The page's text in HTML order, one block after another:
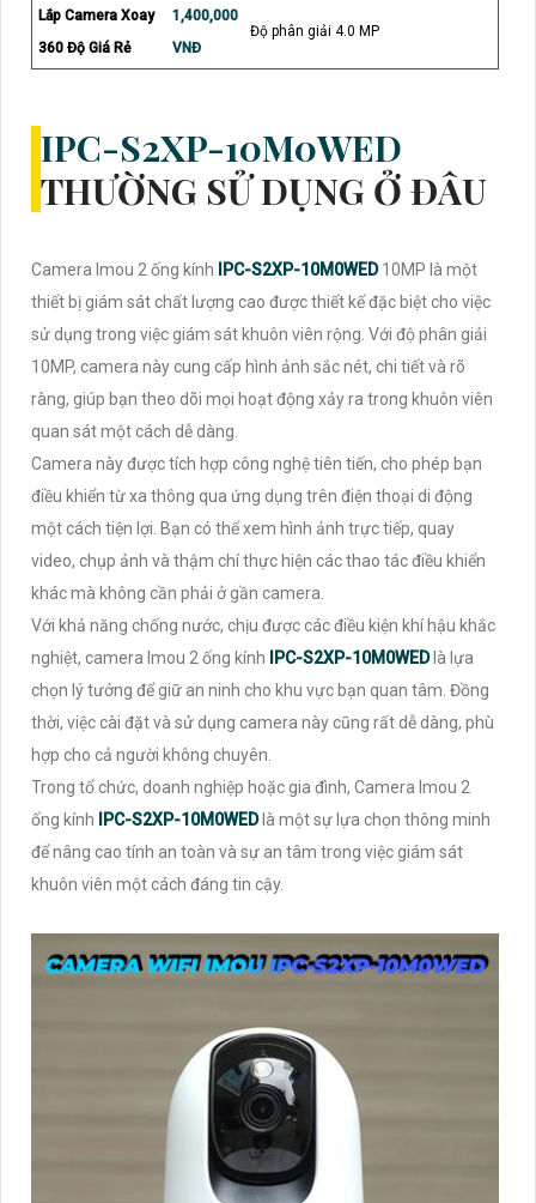
Lắp Camera Xoay
360 Độ Giá Rẻ
1,400,000
VNĐ
Độ phân giải 4.0 MP
IPC-S2XP-10M0WED
THƯỜNG SỬ DỤNG Ở ĐÂU
Camera Imou 2 ống kính IPC-S2XP-10M0WED10MP là một
thiết bị giám sát chất lượng cao được thiết kế đặc biệt cho việc
sử dụng trong việc giám sát khuôn viên rộng. Với độ phân giải
10MP, camera này cung cấp hình ảnh sắc nét, chi tiết và rõ
ràng, giúp bạn theo dõi mọi hoạt động xảy ra trong khuôn viên
quan sát một cách dễ dàng.
Camera này được tích hợp công nghệ tiên tiến, cho phép bạn
điều khiển từ xa thông qua ứng dụng trên điện thoại di động
một cách tiện lợi. Bạn có thể xem hình ảnh trực tiếp, quay
video, chụp ảnh và thậm chí thực hiện các thao tác điều khiển
khác mà không cần phải ở gần camera.
Với khả năng chống nước, chịu được các điều kiện khí hậu khắc
nghiệt, camera Imou 2 ống kính
IPC-S2XP-10M0WED là lựa
chọn lý tưởng để giữ an ninh cho khu vực bạn quan tâm. Đồng
thời, việc cài đặt và sử dụng camera này cũng rất dễ dàng, phù
hợp cho cả người không chuyên.
Trong tổ chức, doanh nghiệp hoặc gia đình, Camera Imou 2
ống kính
IPC-S2XP-10M0WED là một sự lựa chọn thông minh
để nâng cao tính an toàn và sự an tâm trong việc giám sát
khuôn viên một cách đáng tin cậy.